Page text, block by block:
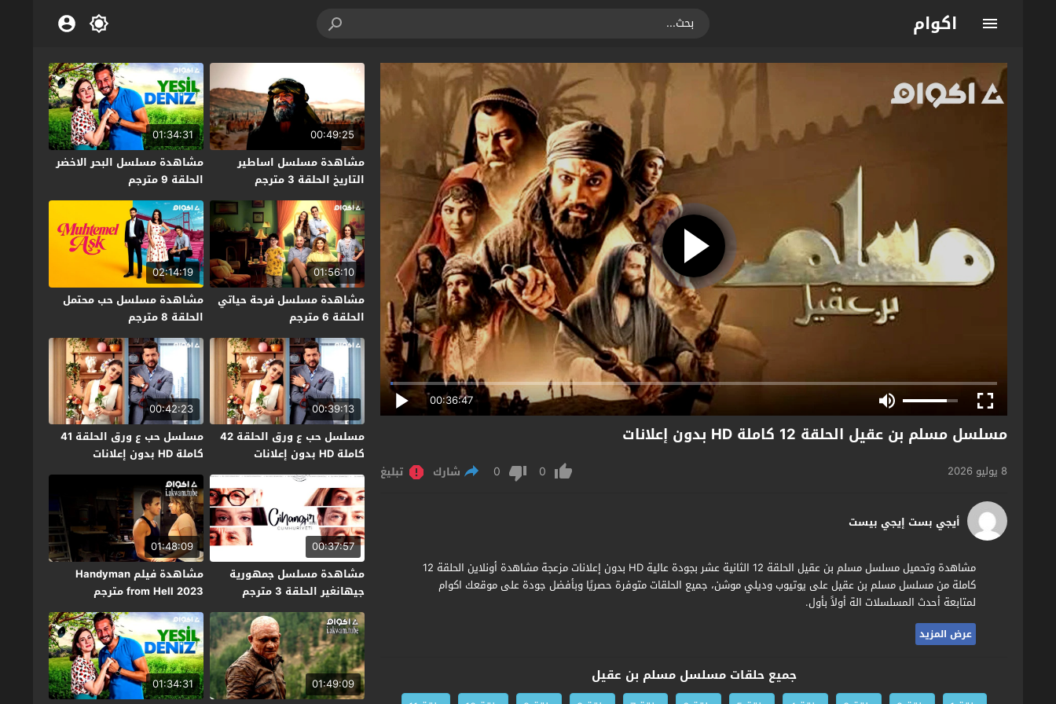
اكوام
00:36:47
مسلسل مسلم بن عقيل الحلقة 12 كاملة HD بدون إعلانات
8 يوليو 2026 0
0 شارك تبليغ
أيجي بست إيجي بيست
مشاهدة وتحميل مسلسل مسلم بن عقيل الحلقة 12 الثانية عشر بجودة عالية HD بدون إعلانات مزعجة مشاهدة أونلاين الحلقة 12
كاملة من مسلسل مسلم بن عقيل على يوتيوب وديلي موشن، جميع الحلقات متوفرة حصريًا وبأفضل جودة على موقعك اكوام
لمتابعة أحدث المسلسلات الة أولاً بأول.
عرض المزيد
جميع حلقات مسلسل مسلم بن عقيل
00:49:25
مشاهدة مسلسل اساطير
التاريخ الحلقة 3 مترجم
01:34:31
مشاهدة مسلسل البحر الاخضر
الحلقة 9 مترجم
01:56:10
مشاهدة مسلسل فرحة حياتي
الحلقة 6 مترجم
02:14:19
مشاهدة مسلسل حب محتمل
الحلقة 8 مترجم
00:39:13
مسلسل حب ع ورق الحلقة 42
كاملة HD بدون إعلانات
00:42:23
مسلسل حب ع ورق الحلقة 41
كاملة HD بدون إعلانات
00:37:57
مشاهدة مسلسل جمهورية
جيهانغير الحلقة 3 مترجم
01:48:09
مشاهدة فيلم Handyman
from Hell 2023 مترجم
01:49:09
01:34:31